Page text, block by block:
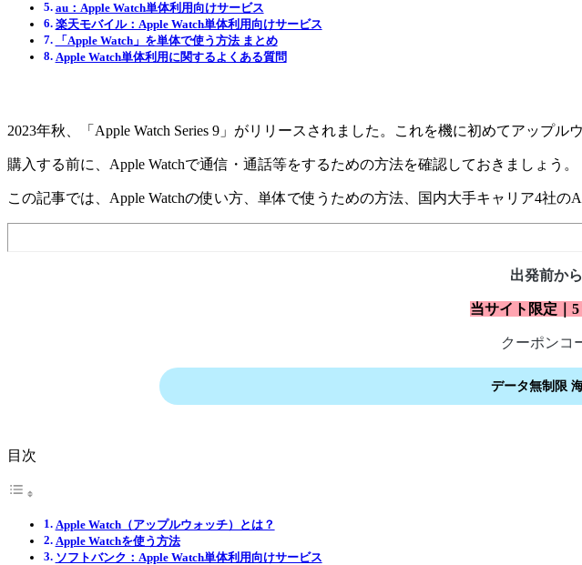
au：Apple Watch単体利用向けサービス
楽天モバイル：Apple Watch単体利用向けサービス
「Apple Watch」を単体で使う方法 まとめ
Apple Watch単体利用に関するよくある質問
2023年秋、「Apple Watch Series 9」がリリースされました。これを機に初めてアップ
購入する前に、Apple Watchで通信・通話等をするための方法を確認しておきましょう。
この記事では、Apple Watchの使い方、単体で使うための方法、国内大手キャリア4社の
出発前か
当サイト限定｜
クーポンコ
データ無制限
目次
Apple Watch（アップルウォッチ）とは？
Apple Watchを使う方法
ソフトバンク：Apple Watch単体利用向けサービス